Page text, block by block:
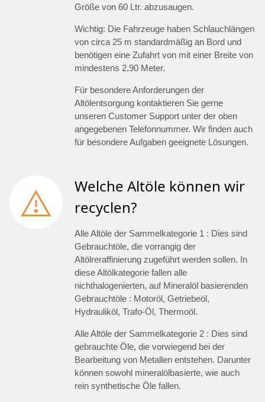
Größe von 60 Ltr. abzusaugen.
Wichtig: Die Fahrzeuge haben Schlauchlängen
von circa 25 m standardmäßig an Bord und
benötigen eine Zufahrt von mit einer Breite von
mindestens 2,90 Meter.
Für besondere Anforderungen der
Altölentsorgung kontaktieren Sie gerne
unseren Customer Support unter der oben
angegebenen Telefonnummer. Wir finden auch
für besondere Aufgaben geeignete Lösungen.
Welche Altöle können wir
recyclen?
Alle Altöle der Sammelkategorie 1 : Dies sind
Gebrauchtöle, die vorrangig der
Altölreraffinierung zugeführt werden sollen. In
diese Altölkategorie fallen alle
nichthalogenierten, auf Mineralöl basierenden
Gebrauchtöle : Motoröl, Getriebeöl,
Hydrauliköl, Trafo-Öl, Thermoöl.
Alle Altöle der Sammelkategorie 2 : Dies sind
gebrauchte Öle, die vorwiegend bei der
Bearbeitung von Metallen entstehen. Darunter
können sowohl mineralölbasierte, wie auch
rein synthetische Öle fallen.